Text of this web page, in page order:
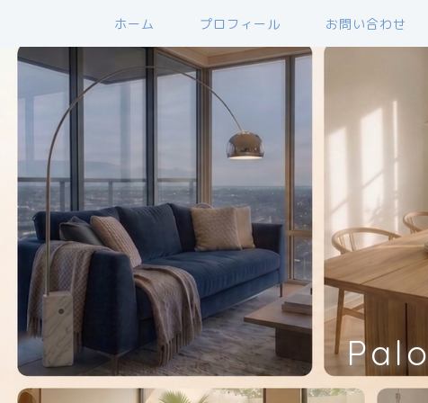
ホーム プロフィール お問い合わせ